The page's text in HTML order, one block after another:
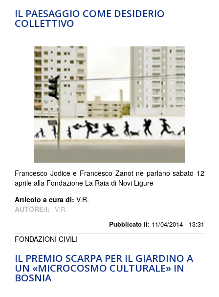
IL PAESAGGIO COME DESIDERIO
COLLETTIVO
Pubblicato il: 11/04/2014 - 13:31
Francesco Jodice e Francesco Zanot ne parlano sabato 12
aprile alla Fondazione La Raia di Novi Ligure
Articolo a cura di: V.R.
AUTORE/I: V.R.
IL PREMIO SCARPA PER IL GIARDINO A
UN «MICROCOSMO CULTURALE» IN
BOSNIA
FONDAZIONI CIVILI